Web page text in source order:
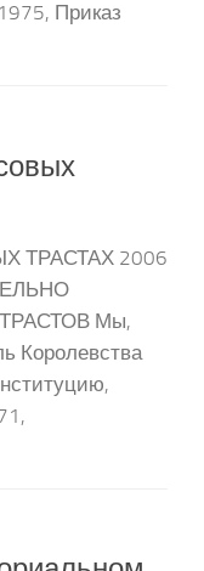
Приказ
ТРАСТАХ 2006
Мы,
Королевства